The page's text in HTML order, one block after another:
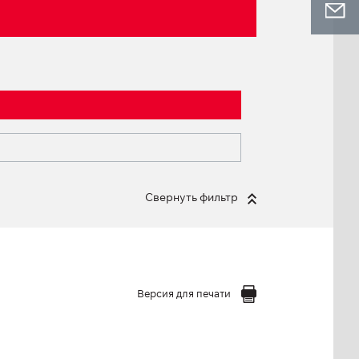
Свернуть фильтр
Версия для печати